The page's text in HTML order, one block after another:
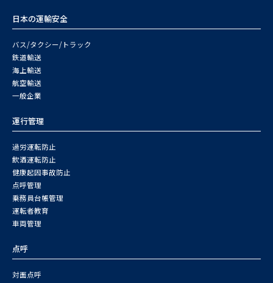
日本の運輸安全
バス/タクシー/トラック
鉄道輸送
海上輸送
航空輸送
一般企業
運行管理
過労運転防止
飲酒運転防止
健康起因事故防止
点呼管理
乗務員台帳管理
運転者教育
車両管理
点呼
対面点呼